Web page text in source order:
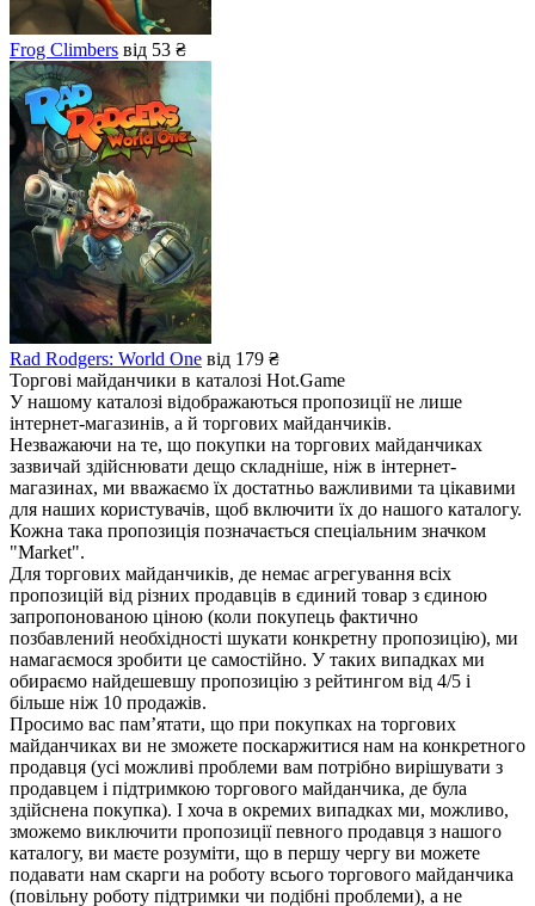
Frog Climbers від 53 ₴
Rad Rodgers: World One від 179 ₴
Торгові майданчики в каталозі Hot.Game
У нашому каталозі відображаються пропозиції не лише
інтернет-магазинів, а й торгових майданчиків.
Незважаючи на те, що покупки на торгових майданчиках
зазвичай здійснювати дещо складніше, ніж в інтернет-
магазинах, ми вважаємо їх достатньо важливими та цікавими
для наших користувачів, щоб включити їх до нашого каталогу.
Кожна така пропозиція позначається спеціальним значком
"Market".
Для торгових майданчиків, де немає агрегування всіх
пропозицій від різних продавців в єдиний товар з єдиною
запропонованою ціною (коли покупець фактично
позбавлений необхідності шукати конкретну пропозицію), ми
намагаємося зробити це самостійно. У таких випадках ми
обираємо найдешевшу пропозицію з рейтингом від 4/5 і
більше ніж 10 продажів.
Просимо вас пам’ятати, що при покупках на торгових
майданчиках ви не зможете поскаржитися нам на конкретного
продавця (усі можливі проблеми вам потрібно вирішувати з
продавцем і підтримкою торгового майданчика, де була
здійснена покупка). І хоча в окремих випадках ми, можливо,
зможемо виключити пропозиції певного продавця з нашого
каталогу, ви маєте розуміти, що в першу чергу ви можете
подавати нам скарги на роботу всього торгового майданчика
(повільну роботу підтримки чи подібні проблеми), а не